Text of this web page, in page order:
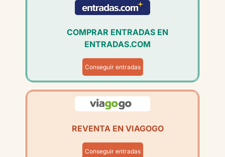
COMPRAR ENTRADAS EN
ENTRADAS.COM
Conseguir entradas
REVENTA EN VIAGOGO
Conseguir entradas